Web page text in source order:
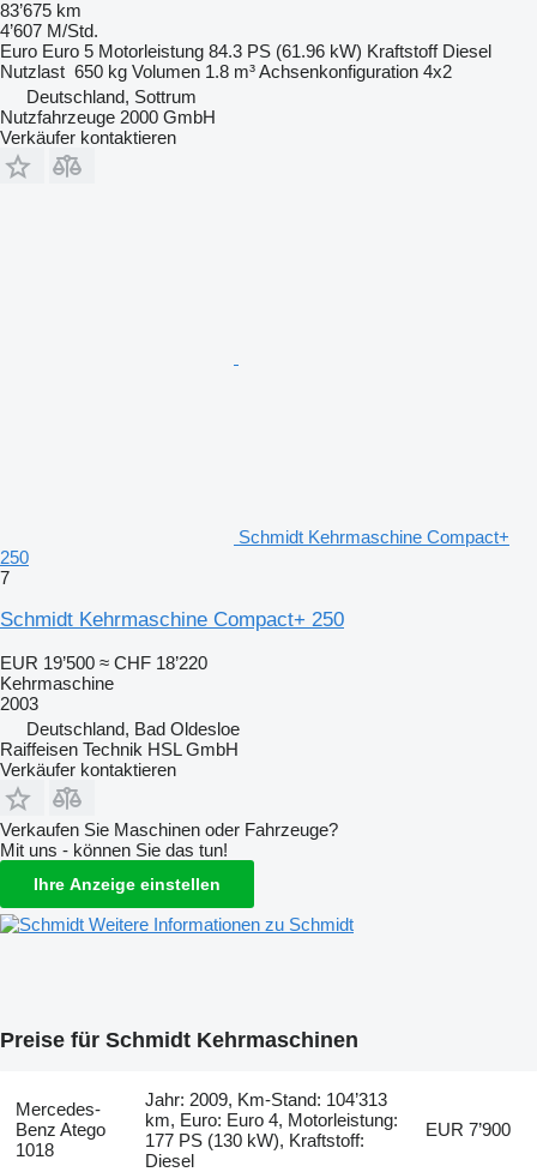
83’675 km
4’607 M/Std.
Euro Euro 5 Motorleistung 84.3 PS (61.96 kW) Kraftstoff Diesel
Nutzlast 650 kg Volumen 1.8 m³Achsenkonfiguration 4x2
Deutschland, Sottrum
Nutzfahrzeuge 2000 GmbH
Verkäufer kontaktieren
Schmidt Kehrmaschine Compact+
250
7
Schmidt Kehrmaschine Compact+ 250
EUR 19’500 ≈ CHF 18’220
Kehrmaschine
2003
Deutschland, Bad Oldesloe
Raiffeisen Technik HSL GmbH
Verkäufer kontaktieren
Verkaufen Sie Maschinen oder Fahrzeuge?
Mit uns - können Sie das tun!
Ihre Anzeige einstellen
Weitere Informationen zu Schmidt
Preise für Schmidt Kehrmaschinen
Mercedes-
Benz Atego
1018
Jahr: 2009, Km-Stand: 104’313
km, Euro: Euro 4, Motorleistung:
177 PS (130 kW), Kraftstoff:
Diesel
EUR 7’900